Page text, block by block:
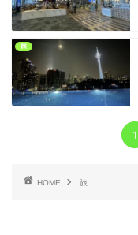
旅
1
HOME 旅